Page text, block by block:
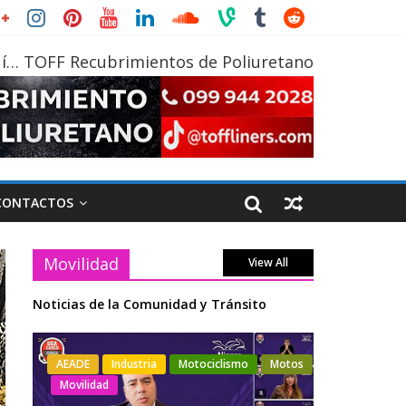
TOFF Recubrimientos de Poliuretano
Movilidad View All
Noticias de la Comunidad y Tránsito
AEADE Industria Motociclismo
Motos
Movilidad